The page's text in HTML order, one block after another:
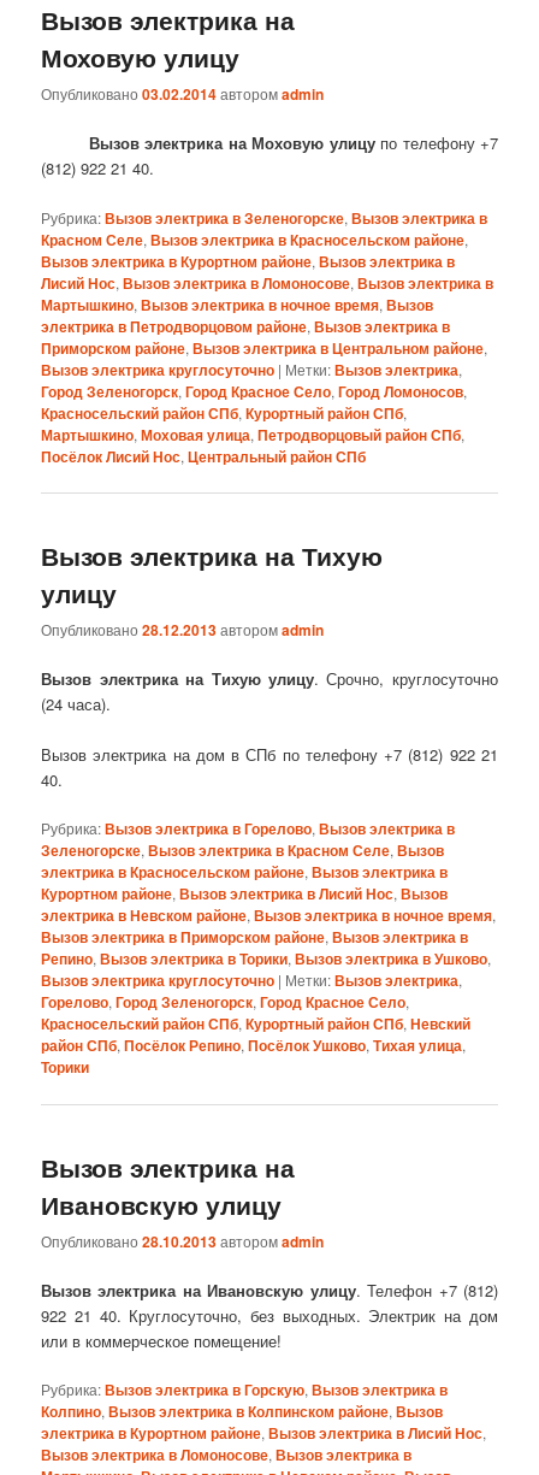
Вызов электрика на
Моховую улицу
Опубликовано03.02.2014авторомadmin
Вызов электрика на Моховую улицупо телефону +7
(812) 922 21 40.
Рубрика:Вызов электрика в Зеленогорске,Вызов электрика в
Красном Селе,Вызов электрика в Красносельском районе,
Вызов электрика в Курортном районе,Вызов электрика в
Лисий Нос,Вызов электрика в Ломоносове,Вызов электрика в
Мартышкино,Вызов электрика в ночное время,Вызов
электрика в Петродворцовом районе,Вызов электрика в
Приморском районе,Вызов электрика в Центральном районе,
Вызов электрика круглосуточно | Метки:Вызов электрика,
Город Зеленогорск,Город Красное Село,Город Ломоносов,
Красносельский район СПб,Курортный район СПб,
Мартышкино,Моховая улица,Петродворцовый район СПб,
Посёлок Лисий Нос,Центральный район СПб
Вызов электрика на Тихую
улицу
Опубликовано28.12.2013авторомadmin
Вызов электрика на Тихую улицу. Срочно, круглосуточно
(24 часа).
Вызов электрика на дом в СПб по телефону +7 (812) 922 21
40.
Рубрика:Вызов электрика в Горелово,Вызов электрика в
Зеленогорске,Вызов электрика в Красном Селе,Вызов
электрика в Красносельском районе,Вызов электрика в
Курортном районе,Вызов электрика в Лисий Нос,Вызов
электрика в Невском районе,Вызов электрика в ночное время,
Вызов электрика в Приморском районе,Вызов электрика в
Репино,Вызов электрика в Торики,Вызов электрика в Ушково,
Вызов электрика круглосуточно | Метки:Вызов электрика,
Горелово,Город Зеленогорск,Город Красное Село,
Красносельский район СПб,Курортный район СПб,Невский
район СПб,Посёлок Репино,Посёлок Ушково,Тихая улица,
Торики
Вызов электрика на
Ивановскую улицу
Опубликовано28.10.2013авторомadmin
Вызов электрика на Ивановскую улицу. Телефон +7 (812)
922 21 40. Круглосуточно, без выходных. Электрик на дом
или в коммерческое помещение!
Рубрика:Вызов электрика в Горскую,Вызов электрика в
Колпино,Вызов электрика в Колпинском районе,Вызов
электрика в Курортном районе,Вызов электрика в Лисий Нос,
Вызов электрика в Ломоносове,Вызов электрика в